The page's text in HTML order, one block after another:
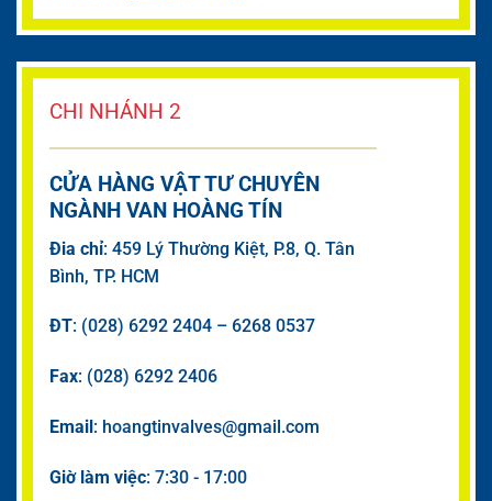
CHI NHÁNH 2
CỬA HÀNG VẬT TƯ CHUYÊN
NGÀNH VAN HOÀNG TÍN
Đia chỉ: 459 Lý Thường Kiệt, P.8, Q. Tân
Bình, TP. HCM
ĐT: (028) 6292 2404 – 6268 0537
Fax: (028) 6292 2406
Email: hoangtinvalves@gmail.com
Giờ làm việc: 7:30 - 17:00